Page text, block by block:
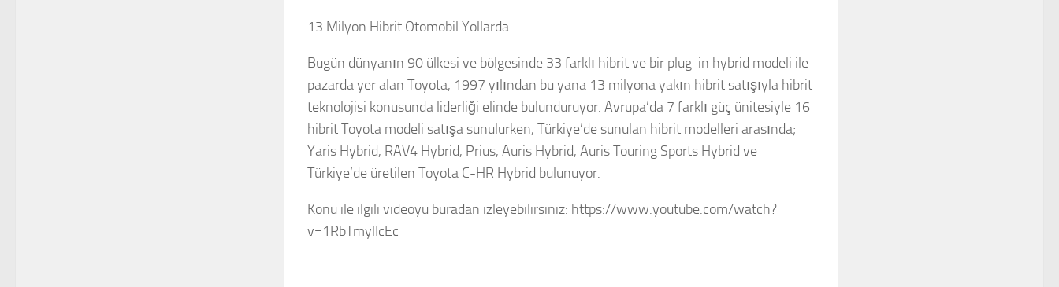
13 Milyon Hibrit Otomobil Yollarda
Bugün dünyanın 90 ülkesi ve bölgesinde 33 farklı hibrit ve bir plug-in hybrid modeli ile
pazarda yer alan Toyota, 1997 yılından bu yana 13 milyona yakın hibrit satışıyla hibrit
teknolojisi konusunda liderliği elinde bulunduruyor. Avrupa’da 7 farklı güç ünitesiyle 16
hibrit Toyota modeli satışa sunulurken, Türkiye’de sunulan hibrit modelleri arasında;
Yaris Hybrid, RAV4 Hybrid, Prius, Auris Hybrid, Auris Touring Sports Hybrid ve
Türkiye’de üretilen Toyota C-HR Hybrid bulunuyor.
Konu ile ilgili videoyu buradan izleyebilirsiniz: https://www.youtube.com/watch?
v=1RbTmylIcEc